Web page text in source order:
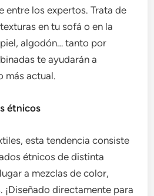
entre los expertos. Trata de
en tu sofá o en la
algodón… tanto por
te ayudarán a
más actual.
étnicos
esta tendencia consiste
étnicos de distinta
a mezclas de color,
¡Diseñado directamente para